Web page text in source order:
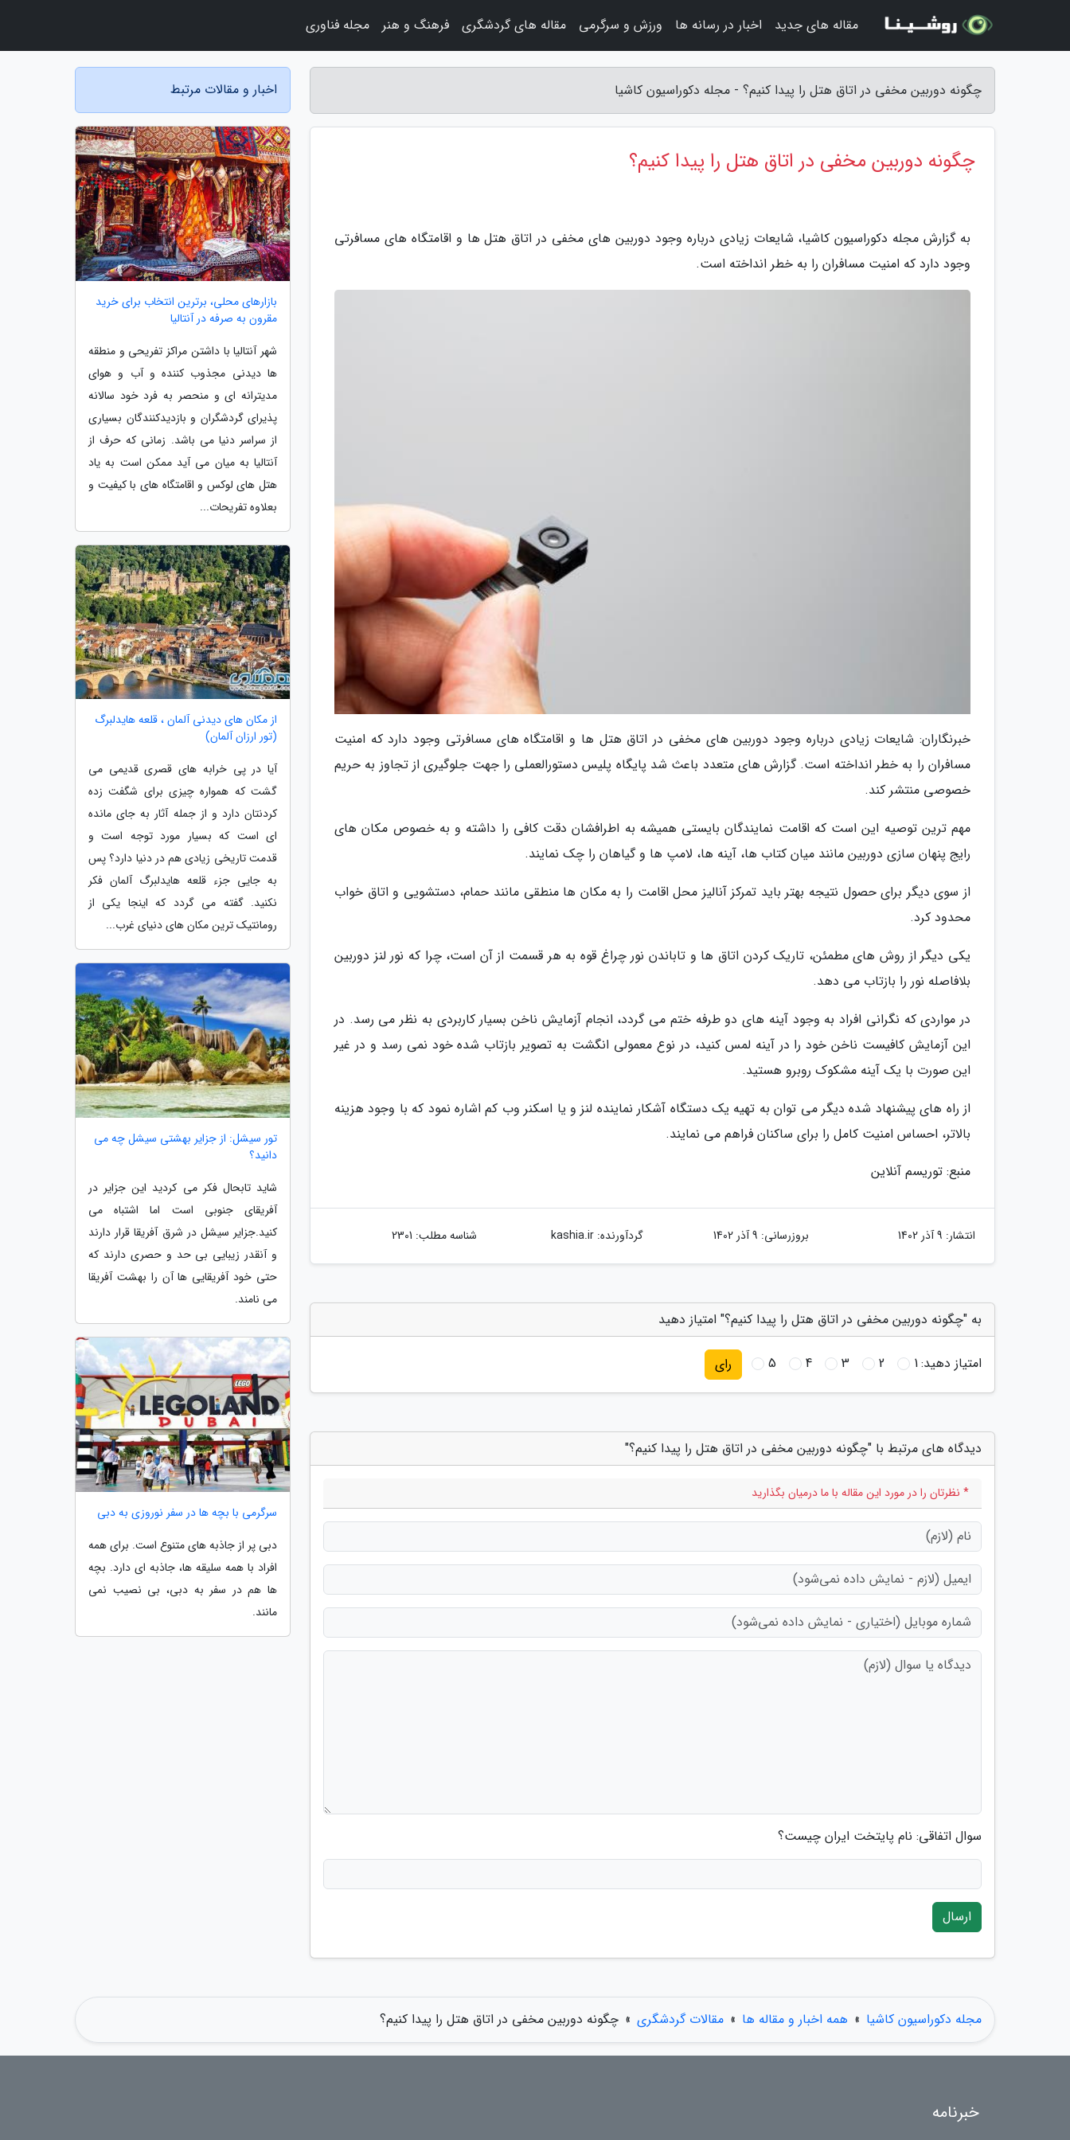
چگونه دوربین مخفی در اتاق هتل را پیدا کنیم؟ - مجله دکوراسیون کاشیا
چگونه دوربین مخفی در اتاق هتل را پیدا کنیم؟
به گزارش مجله دکوراسیون کاشیا، شایعات زیادی درباره وجود دوربین های مخفی در اتاق هتل ها و اقامتگاه های مسافرتی
وجود دارد که امنیت مسافران را به خطر انداخته است.
خبرنگاران: شایعات زیادی درباره وجود دوربین های مخفی در اتاق هتل ها و اقامتگاه های مسافرتی وجود دارد که امنیت
مسافران را به خطر انداخته است. گزارش های متعدد باعث شد پایگاه پلیس دستورالعملی را جهت جلوگیری از تجاوز به حریم
خصوصی منتشر کند.
مهم ترین توصیه این است که اقامت نمایندگان بایستی همیشه به اطرافشان دقت کافی را داشته و به خصوص مکان های
رایج پنهان سازی دوربین مانند میان کتاب ها، آینه ها، لامپ ها و گیاهان را چک نمایند.
از سوی دیگر برای حصول نتیجه بهتر باید تمرکز آنالیز محل اقامت را به مکان ها منطقی مانند حمام، دستشویی و اتاق خواب
محدود کرد.
یکی دیگر از روش های مطمئن، تاریک کردن اتاق ها و تاباندن نور چراغ قوه به هر قسمت از آن است، چرا که نور لنز دوربین
بلافاصله نور را بازتاب می دهد.
در مواردی که نگرانی افراد به وجود آینه های دو طرفه ختم می گردد، انجام آزمایش ناخن بسیار کاربردی به نظر می رسد. در
این آزمایش کافیست ناخن خود را در آینه لمس کنید، در نوع معمولی انگشت به تصویر بازتاب شده خود نمی رسد و در غیر
این صورت با یک آینه مشکوک روبرو هستید.
از راه های پیشنهاد شده دیگر می توان به تهیه یک دستگاه آشکار نماینده لنز و یا اسکنر وب کم اشاره نمود که با وجود هزینه
بالاتر، احساس امنیت کامل را برای ساکنان فراهم می نمایند.
منبع: توریسم آنلاین
انتشار: 9 آذر 1402 بروزرسانی: 9 آذر 1402 گردآورنده:kashia.ir شناسه مطلب: 2301
به "چگونه دوربین مخفی در اتاق هتل را پیدا کنیم؟" امتیاز دهید
امتیاز دهید:1
2
3
4
5 رای
دیدگاه های مرتبط با "چگونه دوربین مخفی در اتاق هتل را پیدا کنیم؟"
* نظرتان را در مورد این مقاله با ما درمیان بگذارید
سوال اتفاقی: نام پایتخت ایران چیست؟
ارسال
اخبار و مقالات مرتبط
بازارهای محلی، برترین انتخاب برای خرید
مقرون به صرفه در آنتالیا
شهر آنتالیا با داشتن مراکز تفریحی و منطقه
ها دیدنی مجذوب کننده و آب و هوای
مدیترانه ای و منحصر به فرد خود سالانه
پذیرای گردشگران و بازدیدکنندگان بسیاری
از سراسر دنیا می باشد. زمانی که حرف از
آنتالیا به میان می آید ممکن است به یاد
هتل های لوکس و اقامتگاه های با کیفیت و
بعلاوه تفریحات...
از مکان های دیدنی آلمان ، قلعه هایدلبرگ
(تور ارزان آلمان)
آیا در پی خرابه های قصری قدیمی می
گشت که همواره چیزی برای شگفت زده
کردنتان دارد و از جمله آثار به جای مانده
ای است که بسیار مورد توجه است و
قدمت تاریخی زیادی هم در دنیا دارد؟ پس
به جایی جزء قلعه هایدلبرگ آلمان فکر
نکنید. گفته می گردد که اینجا یکی از
رومانتیک ترین مکان های دنیای غرب...
تور سیشل: از جزایر بهشتی سیشل چه می
دانید؟
شاید تابحال فکر می کردید این جزایر در
آفریقای جنوبی است اما اشتباه می
کنید.جزایر سیشل در شرق آفریقا قرار دارند
و آنقدر زیبایی بی حد و حصری دارند که
حتی خود آفریقایی ها آن را بهشت آفریقا
می نامند.
سرگرمی با بچه ها در سفر نوروزی به دبی
دبی پر از جاذبه های متنوع است. برای همه
افراد با همه سلیقه ها، جاذبه ای دارد. بچه
ها هم در سفر به دبی، بی نصیب نمی
مانند.
مجله دکوراسیون کاشیا » همه اخبار و مقاله ها » مقالات گردشگری » چگونه دوربین مخفی در اتاق هتل را پیدا کنیم؟
مقاله های جدید اخبار در رسانه ها ورزش و سرگرمی مقاله های گردشگری فرهنگ و هنر مجله فناوری
خبرنامه